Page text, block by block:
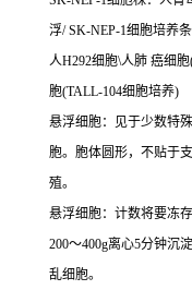
浮/ SK-NEP-1细胞培养
人H292细胞\人肺 癌细
胞(TALL-104细胞培养)
悬浮细胞：见于少数特
胞。胞体圆形，不贴于
殖。
悬浮细胞：计数将要冻
200～400g离心5分钟沉
乱细胞。